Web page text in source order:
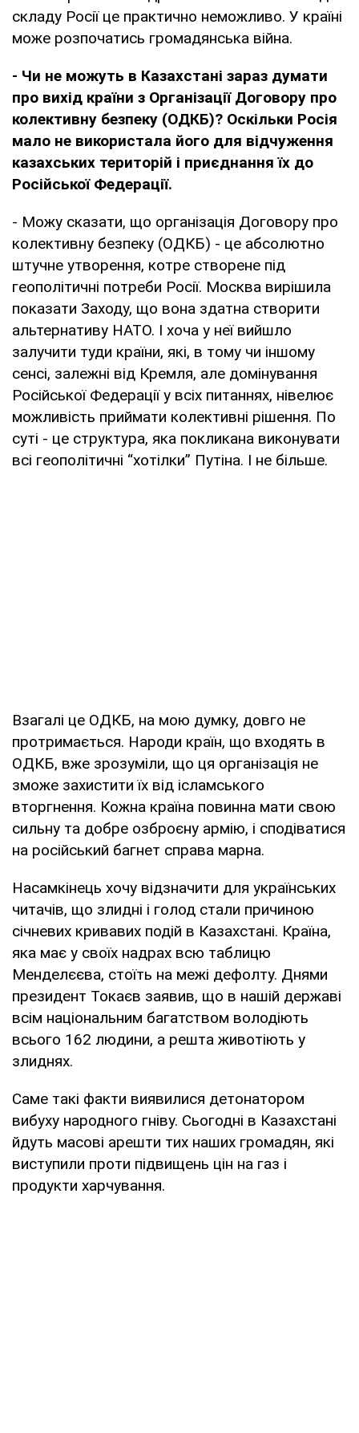
складу Росії це практично неможливо. У країні
може розпочатись громадянська війна.
- Чи не можуть в Казахстані зараз думати
про вихід країни з Організації Договору про
колективну безпеку (ОДКБ)? Оскільки Росія
мало не використала його для відчуження
казахських територій і приєднання їх до
Російської Федерації.
- Можу сказати, що організація Договору про
колективну безпеку (ОДКБ) - це абсолютно
штучне утворення, котре створене під
геополітичні потреби Росії. Москва вирішила
показати Заходу, що вона здатна створити
альтернативу НАТО. І хоча у неї вийшло
залучити туди країни, які, в тому чи іншому
сенсі, залежні від Кремля, але домінування
Російської Федерації у всіх питаннях, нівелює
можливість приймати колективні рішення. По
суті - це структура, яка покликана виконувати
всі геополітичні “хотілки” Путіна. І не більше.
Взагалі це ОДКБ, на мою думку, довго не
протримається. Народи країн, що входять в
ОДКБ, вже зрозуміли, що ця організація не
зможе захистити їх від ісламського
вторгнення. Кожна країна повинна мати свою
сильну та добре озброєну армію, і сподіватися
на російський багнет справа марна.
Насамкінець хочу відзначити для українських
читачів, що злидні і голод стали причиною
січневих кривавих подій в Казахстані. Країна,
яка має у своїх надрах всю таблицю
Менделєєва, стоїть на межі дефолту. Днями
президент Токаєв заявив, що в нашій державі
всім національним багатством володіють
всього 162 людини, а решта животіють у
злиднях.
Саме такі факти виявилися детонатором
вибуху народного гніву. Сьогодні в Казахстані
йдуть масові арешти тих наших громадян, які
виступили проти підвищень цін на газ і
продукти харчування.